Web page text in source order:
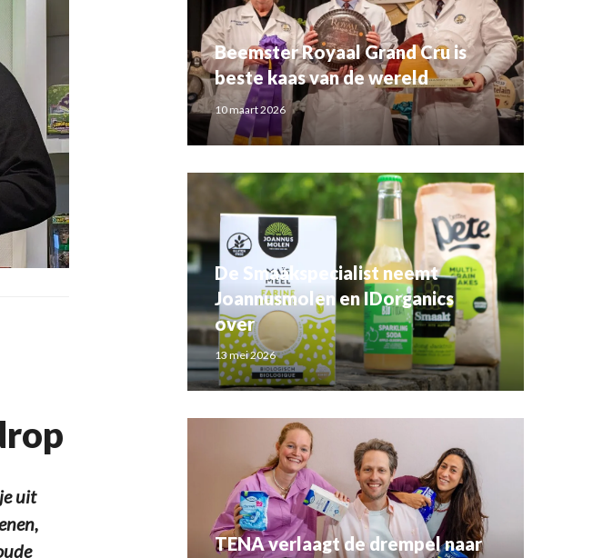
uit
Beemster Royaal Grand Cru is
beste kaas van de wereld
10 maart 2026
De Smaakspecialist neemt
Joannusmolen en IDorganics
over
13 mei 2026
TENA verlaagt de drempel naar